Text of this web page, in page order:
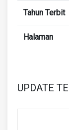
Tahun Terbit
Halaman
UPDATE